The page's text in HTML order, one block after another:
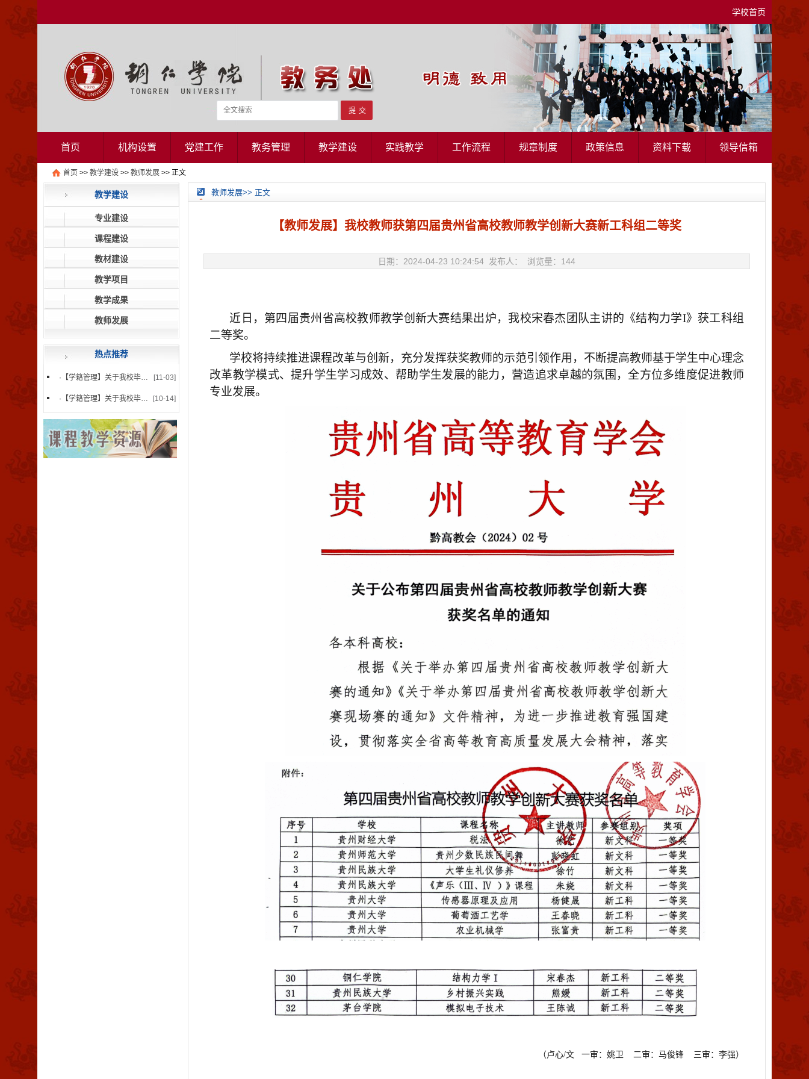
学校首页
首页 机构设置 党建工作 教务管理 教学建设 实践教学 工作流程 规章制度 政策信息 资料下载 领导信箱
首页 >> 教学建设 >> 教师发展 >> 正文
教学建设
专业建设
课程建设
教材建设
教学项目
教学成果
教师发展
热点推荐
[11-03]
· 【学籍管理】关于我校毕业生杨...
[10-14]
· 【学籍管理】关于我校毕业生徐...
教师发展>> 正文
【教师发展】我校教师获第四届贵州省高校教师教学创新大赛新工科组二等奖
日期：2024-04-23 10:24:54 发布人： 浏览量： 144
近日，第四届贵州省高校教师教学创新大赛结果出炉，我校宋春杰团队主讲的《结构力学I》获工科组
二等奖。
学校将持续推进课程改革与创新，充分发挥获奖教师的示范引领作用，不断提高教师基于学生中心理念
改革教学模式、提升学生学习成效、帮助学生发展的能力，营造追求卓越的氛围，全方位多维度促进教师
专业发展。
（卢心/文 一审：姚卫 二审：马俊锋 三审：李强）